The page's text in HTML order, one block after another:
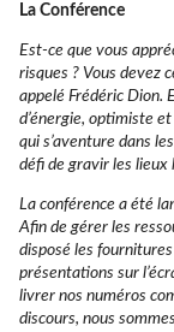
La Conférence
Est-ce que vous
risques ? Vous devez
appelé Frédéric Dion.
d’énergie, optimiste
qui s’aventure dans
défi de gravir les lieux
La conférence a été
Afin de gérer les
disposé les
présentations sur
livrer nos numéros
discours, nous